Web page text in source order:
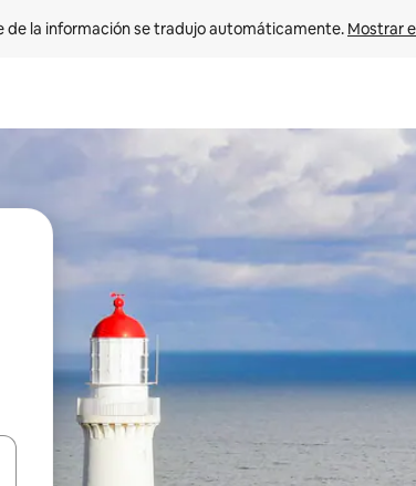
de la información se tradujo automáticamente. Mostrar
las teclas de flecha hacia arriba y hacia abajo o explora